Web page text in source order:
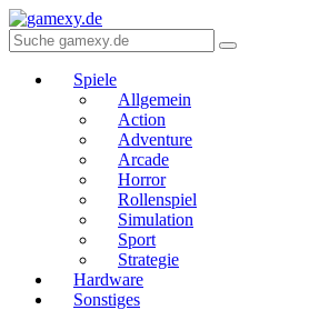
Spiele
Allgemein
Action
Adventure
Arcade
Horror
Rollenspiel
Simulation
Sport
Strategie
Hardware
Sonstiges